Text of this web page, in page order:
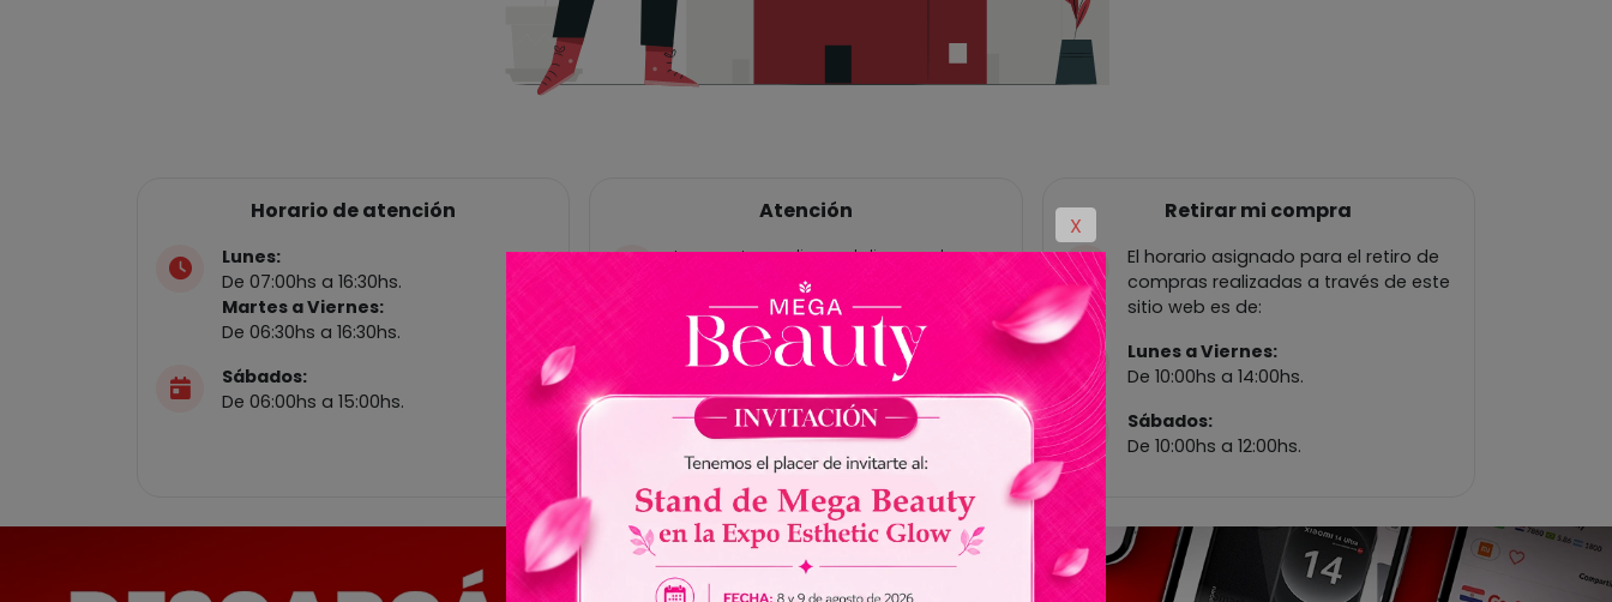
X
Horario de atención
Lunes:
De 07:00hs a 16:30hs.
Martes a Viernes:
De 06:30hs a 16:30hs.
Sábados:
De 06:00hs a 15:00hs.
Atención
Las ventas online y delivery solo
están habilitadas para Paraguay, no
tenemos cuentas bancárias en
Brasil.
No somos responsables por envios
de dinero a nuestros vendedores.
Retirar mi compra
El horario asignado para el retiro de
compras realizadas a través de este
sitio web es de:
Lunes a Viernes:
De 10:00hs a 14:00hs.
Sábados:
De 10:00hs a 12:00hs.